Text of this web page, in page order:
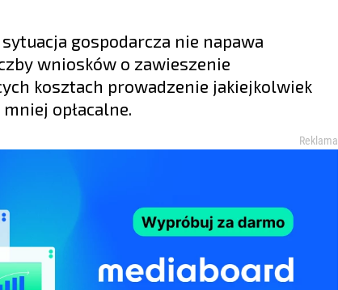
gospodarcza nie napawa
wniosków o zawieszenie
kosztach prowadzenie jakiejkolwiek
opłacalne.
Reklama